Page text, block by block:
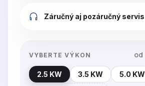
Záručný aj pozáručný servis
VYBERTE VÝKON od
2.5 KW 3.5 KW
5.0 KW